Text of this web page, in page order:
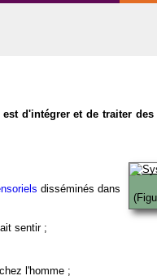
d'intégrer et de traiter
disséminés dans
sentir ;
l'homme ;